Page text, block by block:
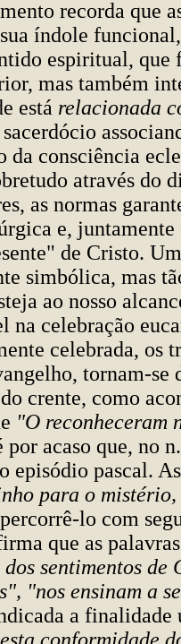
recorda que
índole
espiritual, que
mas também
está relacionada
da consciência
através do
as normas
e, juntamente
de Cristo.
simbólica, mas
ao nosso
celebração
celebrada, os
tornam-se
crente, como
"O reconheceram
por acaso que, no
episódio pascal.
para o mistério,
lo com
que as
sentimentos de
"nos ensinam a
a finalidade